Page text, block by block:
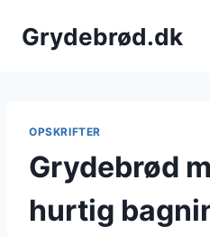
Grydebrød.dk
OPSKRIFTER
Grydebrød
hurtig